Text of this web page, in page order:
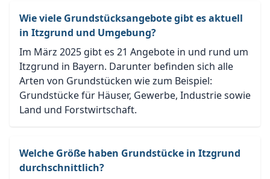
Wie viele Grundstücksangebote gibt es aktuell
in Itzgrund und Umgebung?
Im März 2025 gibt es 21 Angebote in und rund um
Itzgrund in Bayern. Darunter befinden sich alle
Arten von Grundstücken wie zum Beispiel:
Grundstücke für Häuser, Gewerbe, Industrie sowie
Land und Forstwirtschaft.
Welche Größe haben Grundstücke in Itzgrund
durchschnittlich?